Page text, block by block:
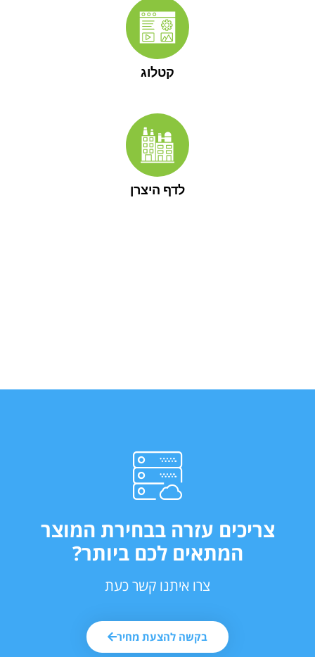
קטלוג
לדף היצרן
צריכים עזרה בבחירת המוצר
המתאים לכם ביותר?
צרו איתנו קשר כעת
בקשה להצעת מחיר